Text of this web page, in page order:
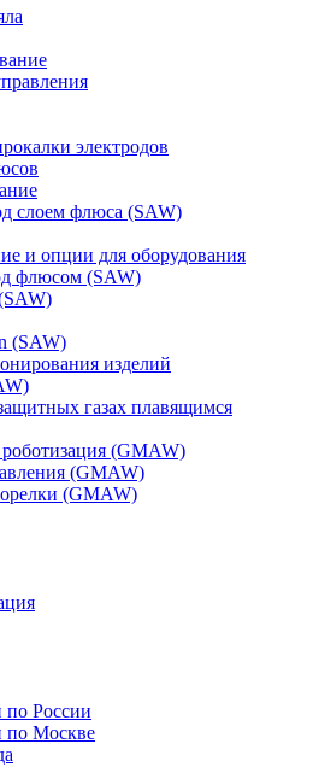
электродов
слоем флюса (SAW)
и опции для оборудования
флюсом (SAW)
(SAW)
изделий
газах плавящимся
(GMAW)
(GMAW)
(GMAW)
по России
по Москве